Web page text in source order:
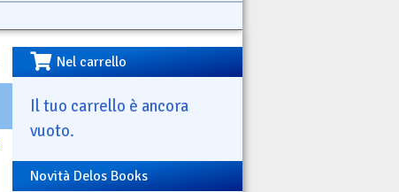
Nel carrello
Il tuo carrello è ancora
vuoto.
Novità Delos Books